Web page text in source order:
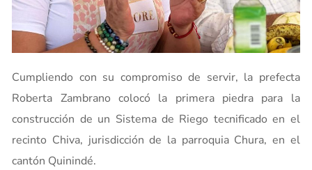
Cumpliendo con su compromiso de servir, la prefecta
Roberta Zambrano colocó la primera piedra para la
construcción de un Sistema de Riego tecnificado en el
recinto Chiva, jurisdicción de la parroquia Chura, en el
cantón Quinindé.